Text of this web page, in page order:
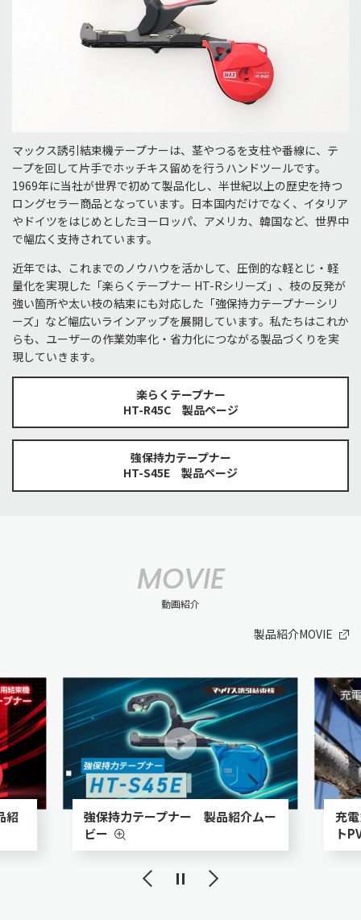
マックス誘引結束機テープナーは、茎やつるを支柱や番線に、テ
ープを回して片手でホッチキス留めを行うハンドツールです。
1969年に当社が世界で初めて製品化し、半世紀以上の歴史を持つ
ロングセラー商品となっています。日本国内だけでなく、イタリア
やドイツをはじめとしたヨーロッパ、アメリカ、韓国など、世界中
で幅広く支持されています。
近年では、これまでのノウハウを活かして、圧倒的な軽とじ・軽
量化を実現した「楽らくテープナー HT-Rシリーズ」、枝の反発が
強い箇所や太い枝の結束にも対応した「強保持力テープナーシリ
ーズ」など幅広いラインアップを展開しています。私たちはこれか
らも、ユーザーの作業効率化・省力化につながる製品づくりを実
現していきます。
楽らくテープナー
HT-R45C 製品ページ
強保持力テープナー
HT-S45E 製品ページ
MOVIE
動画紹介
製品紹介MOVIE
紹
強保持力テープナー 製品紹介ムー
ビー
充
ト
Previous